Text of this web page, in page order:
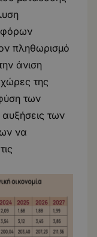
πληθωρισμό
άνιση
της
των
αυξήσεις των
να